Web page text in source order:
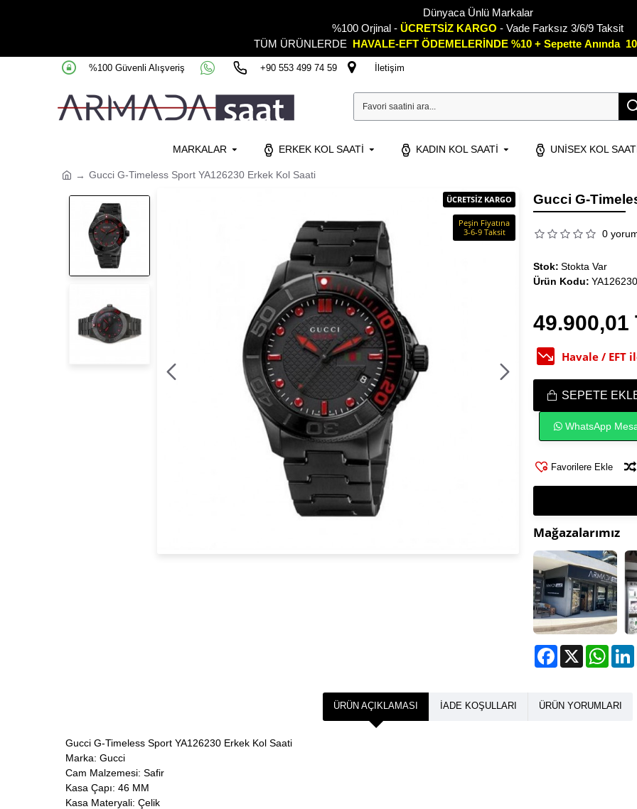
Dünyaca Ünlü Markalar
%100 Orjinal - ÜCRETSİZ KARGO - Vade Farksız 3/6/9 Taksit
TÜM ÜRÜNLERDE HAVALE-EFT ÖDEMELERİNDE %10 + Sepette Anında
%100 Güvenli Alışveriş +90 553 499 74 59 İletişim
MARKALAR ERKEK KOL SAATI KADIN KOL SAATI UNISEX KOL
Gucci G-Timeless Sport YA126230 Erkek Kol Saati
ÜCRETSİZ KARGO
Peşin Fiyatına
3-6-9 Taksit
Gucci G-
0
49.900,01
Havale / EFT
Stok: Stokta Var
Ürün Kodu: YA126230
SEPETE
WhatsApp
Favorilere Ekle
Mağazalarımız
Facebook
X
ÜRÜN AÇIKLAMASI İADE KOŞULLARI ÜRÜN YORUMLARI
Gucci G-Timeless Sport YA126230 Erkek Kol Saati
Marka: Gucci
Cam Malzemesi: Safir
Kasa Çapı: 46 MM
Kasa Materyali: Çelik